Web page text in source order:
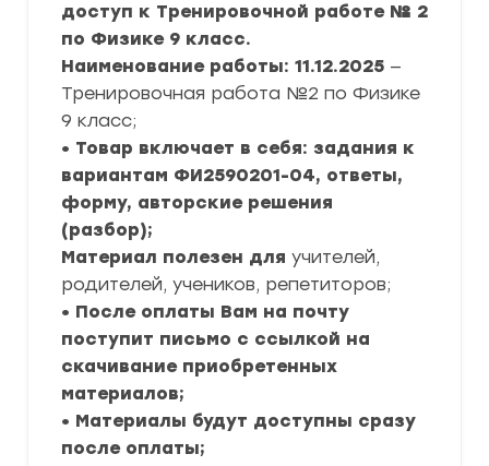
доступ к Тренировочной работе № 2
по Физике 9 класс.
Наименование работы: 11.12.2025 —
Тренировочная работа №2 по Физике
9 класс;
• Товар включает в себя: задания к
вариантам ФИ2590201-04, ответы,
форму, авторские решения
(разбор);
Материал полезен для учителей,
родителей, учеников, репетиторов;
• После оплаты Вам на почту
поступит письмо с ссылкой на
скачивание приобретенных
материалов;
• Материалы будут доступны сразу
после оплаты;